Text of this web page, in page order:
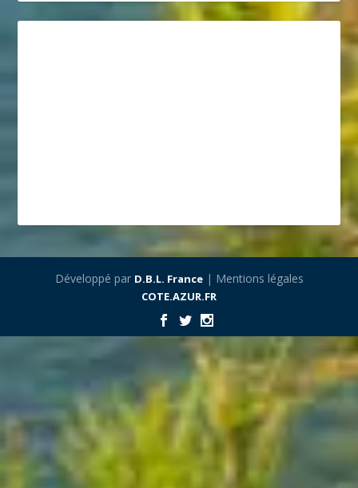
Développé par D.B.L. France| Mentions légales
COTE.AZUR.FR